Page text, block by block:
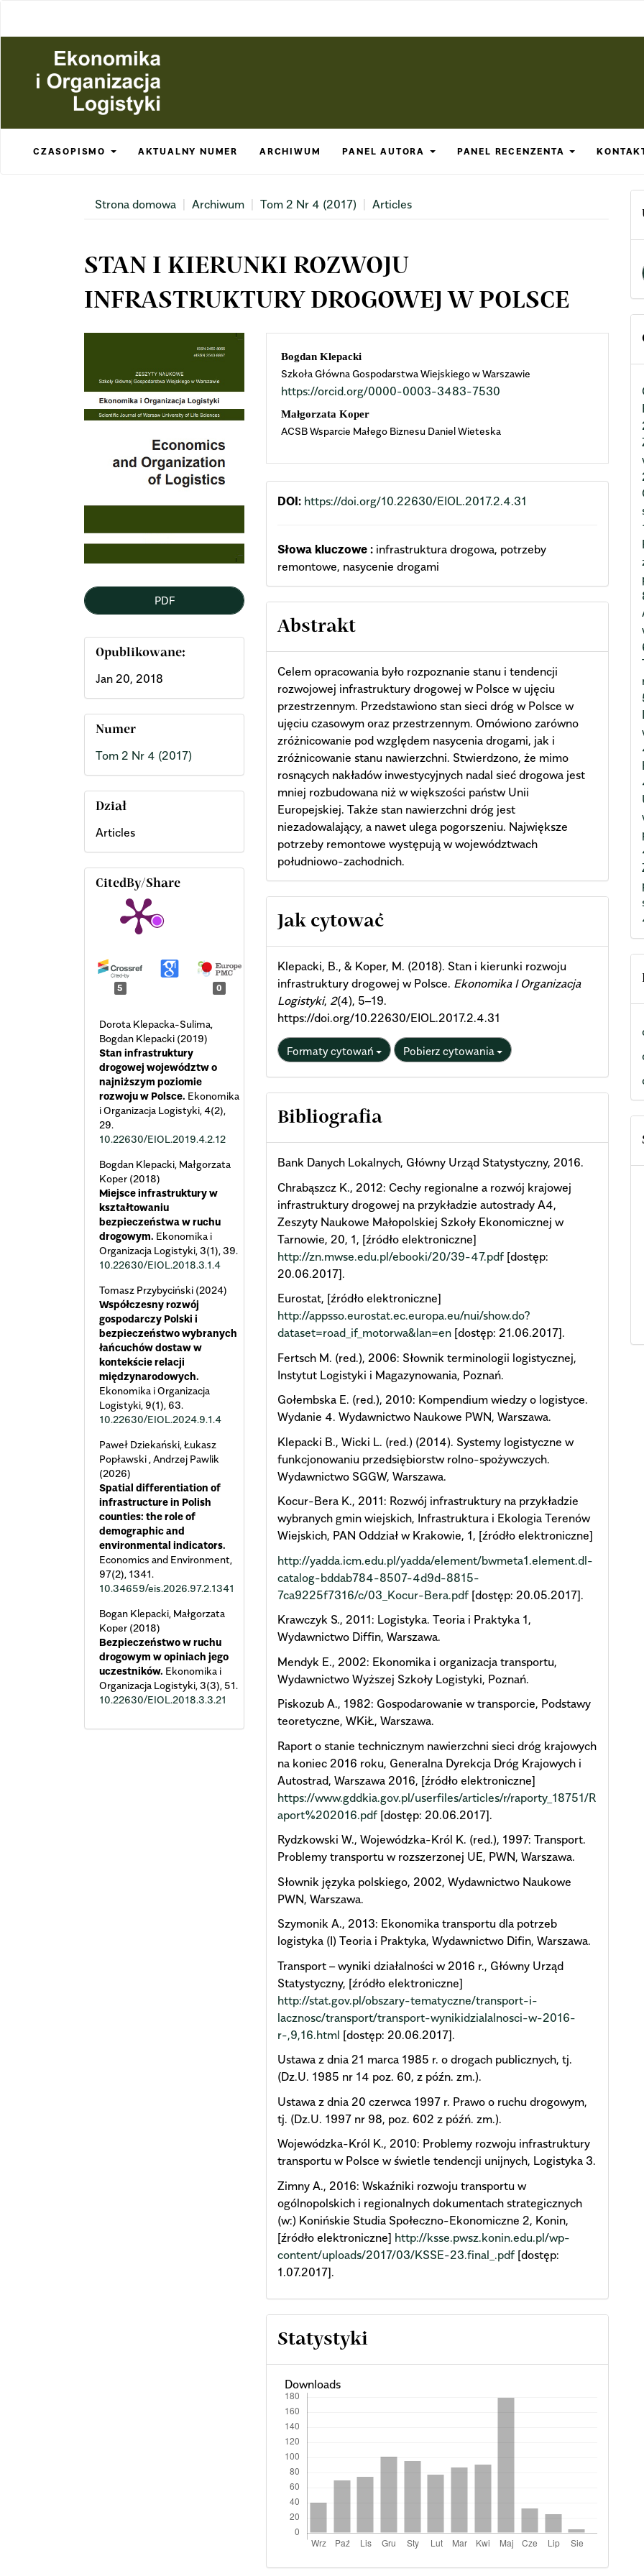
Content
Sidebar
CZASOPISMO AKTUALNY NUMER ARCHIWUM PANEL AUTORA PANEL RECENZENTA
Strona domowa Archiwum Tom 2 Nr 4 (2017) Articles
STAN I KIERUNKI ROZWOJU
INFRASTRUKTURY DROGOWEJ W POLSCE
Sidebar
PDF
Opublikowane:
Jan 20, 2018
Numer
Tom 2 Nr 4 (2017)
Dział
Articles
CitedBy/Share
5 0
Dorota Klepacka-Sulima,
Bogdan Klepacki (2019)
Stan infrastruktury
drogowej województw o
najniższym poziomie
rozwoju w Polsce. Ekonomika
i Organizacja Logistyki, 4(2),
29.
10.22630/EIOL.2019.4.2.12
Bogdan Klepacki, Małgorzata
Koper (2018)
Miejsce infrastruktury w
kształtowaniu
bezpieczeństwa w ruchu
drogowym. Ekonomika i
Organizacja Logistyki, 3(1), 39.
10.22630/EIOL.2018.3.1.4
Tomasz Przybyciński (2024)
Współczesny rozwój
gospodarczy Polski i
bezpieczeństwo wybranych
łańcuchów dostaw w
kontekście relacji
międzynarodowych.
Ekonomika i Organizacja
Logistyki, 9(1), 63.
10.22630/EIOL.2024.9.1.4
Paweł Dziekański, Łukasz
Popławski , Andrzej Pawlik
(2026)
Spatial differentiation of
infrastructure in Polish
counties: the role of
demographic and
environmental indicators.
Economics and Environment,
97(2), 1341.
10.34659/eis.2026.97.2.1341
Bogan Klepacki, Małgorzata
Koper (2018)
Bezpieczeństwo w ruchu
drogowym w opiniach jego
uczestników. Ekonomika i
Organizacja Logistyki, 3(3), 51.
10.22630/EIOL.2018.3.3.21
Main
Article
Content
Bogdan Klepacki
Szkoła Główna Gospodarstwa Wiejskiego w Warszawie
https://orcid.org/0000-0003-3483-7530
Małgorzata Koper
ACSB Wsparcie Małego Biznesu Daniel Wieteska
DOI: https://doi.org/10.22630/EIOL.2017.2.4.31
Słowa kluczowe : infrastruktura drogowa, potrzeby
remontowe, nasycenie drogami
Abstrakt
Celem opracowania było rozpoznanie stanu i tendencji
rozwojowej infrastruktury drogowej w Polsce w ujęciu
przestrzennym. Przedstawiono stan sieci dróg w Polsce w
ujęciu czasowym oraz przestrzennym. Omówiono zarówno
zróżnicowanie pod względem nasycenia drogami, jak i
zróżnicowanie stanu nawierzchni. Stwierdzono, że mimo
rosnących nakładów inwestycyjnych nadal sieć drogowa jest
mniej rozbudowana niż w większości państw Unii
Europejskiej. Także stan nawierzchni dróg jest
niezadowalający, a nawet ulega pogorszeniu. Największe
potrzeby remontowe występują w województwach
południowo-zachodnich.
Article
Details
Jak cytować
Klepacki, B., & Koper, M. (2018). Stan i kierunki rozwoju
infrastruktury drogowej w Polsce. Ekonomika I Organizacja
Logistyki, 2(4), 5–19.
https://doi.org/10.22630/EIOL.2017.2.4.31
Formaty cytowań Pobierz cytowania
Bibliografia
Bank Danych Lokalnych, Główny Urząd Statystyczny, 2016.
Chrabąszcz K., 2012: Cechy regionalne a rozwój krajowej
infrastruktury drogowej na przykładzie autostrady A4,
Zeszyty Naukowe Małopolskiej Szkoły Ekonomicznej w
Tarnowie, 20, 1, [źródło elektroniczne]
http://zn.mwse.edu.pl/ebooki/20/39-47.pdf [dostęp:
20.06.2017].
Eurostat, [źródło elektroniczne]
http://appsso.eurostat.ec.europa.eu/nui/show.do?
dataset=road_if_motorwa&lan=en [dostęp: 21.06.2017].
Fertsch M. (red.), 2006: Słownik terminologii logistycznej,
Instytut Logistyki i Magazynowania, Poznań.
Gołembska E. (red.), 2010: Kompendium wiedzy o logistyce.
Wydanie 4. Wydawnictwo Naukowe PWN, Warszawa.
Klepacki B., Wicki L. (red.) (2014). Systemy logistyczne w
funkcjonowaniu przedsiębiorstw rolno-spożywczych.
Wydawnictwo SGGW, Warszawa.
Kocur-Bera K., 2011: Rozwój infrastruktury na przykładzie
wybranych gmin wiejskich, Infrastruktura i Ekologia Terenów
Wiejskich, PAN Oddział w Krakowie, 1, [źródło elektroniczne]
http://yadda.icm.edu.pl/yadda/element/bwmeta1.element.dl-
catalog-bddab784-8507-4d9d-8815-
7ca9225f7316/c/03_Kocur-Bera.pdf [dostęp: 20.05.2017].
Krawczyk S., 2011: Logistyka. Teoria i Praktyka 1,
Wydawnictwo Diffin, Warszawa.
Mendyk E., 2002: Ekonomika i organizacja transportu,
Wydawnictwo Wyższej Szkoły Logistyki, Poznań.
Piskozub A., 1982: Gospodarowanie w transporcie, Podstawy
teoretyczne, WKiŁ, Warszawa.
Raport o stanie technicznym nawierzchni sieci dróg krajowych
na koniec 2016 roku, Generalna Dyrekcja Dróg Krajowych i
Autostrad, Warszawa 2016, [źródło elektroniczne]
https://www.gddkia.gov.pl/userfiles/articles/r/raporty_18751/R
aport%202016.pdf [dostęp: 20.06.2017].
Rydzkowski W., Wojewódzka-Król K. (red.), 1997: Transport.
Problemy transportu w rozszerzonej UE, PWN, Warszawa.
Słownik języka polskiego, 2002, Wydawnictwo Naukowe
PWN, Warszawa.
Szymonik A., 2013: Ekonomika transportu dla potrzeb
logistyka (I) Teoria i Praktyka, Wydawnictwo Difin, Warszawa.
Transport – wyniki działalności w 2016 r., Główny Urząd
Statystyczny, [źródło elektroniczne]
http://stat.gov.pl/obszary-tematyczne/transport-i-
lacznosc/transport/transport-wynikidzialalnosci-w-2016-
r-,9,16.html [dostęp: 20.06.2017].
Ustawa z dnia 21 marca 1985 r. o drogach publicznych, tj.
(Dz.U. 1985 nr 14 poz. 60, z późn. zm.).
Ustawa z dnia 20 czerwca 1997 r. Prawo o ruchu drogowym,
tj. (Dz.U. 1997 nr 98, poz. 602 z późń. zm.).
Wojewódzka-Król K., 2010: Problemy rozwoju infrastruktury
transportu w Polsce w świetle tendencji unijnych, Logistyka 3.
Zimny A., 2016: Wskaźniki rozwoju transportu w
ogólnopolskich i regionalnych dokumentach strategicznych
(w:) Konińskie Studia Społeczno-Ekonomiczne 2, Konin,
[źródło elektroniczne] http://ksse.pwsz.konin.edu.pl/wp-
content/uploads/2017/03/KSSE-23.final_.pdf [dostęp:
1.07.2017].
Statystyki
Downloads